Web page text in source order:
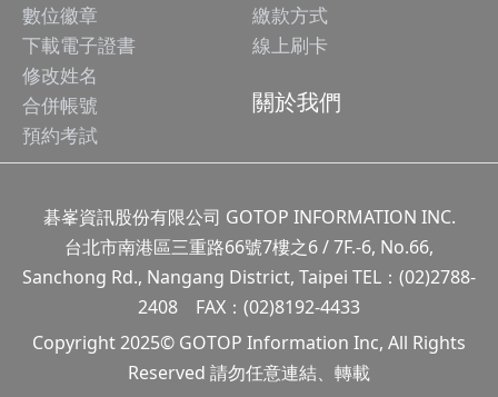
數位徽章
下載電子證書
修改姓名
合併帳號
預約考試
繳款方式
線上刷卡
關於我們
碁峯資訊股份有限公司 GOTOP INFORMATION INC.
台北市南港區三重路66號7樓之6 / 7F.-6, No.66,
Sanchong Rd., Nangang District, Taipei TEL：(02)2788-
2408 FAX：(02)8192-4433
Copyright 2025© GOTOP Information Inc, All Rights
Reserved 請勿任意連結、轉載